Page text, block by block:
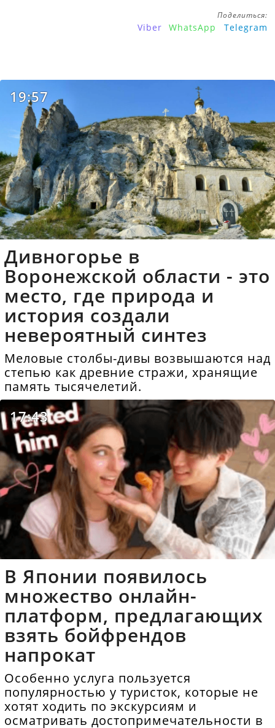
Поделиться:
Viber WhatsApp Telegram
19:57
Дивногорье в
Воронежской области - это
место, где природа и
история создали
невероятный синтез
Меловые столбы-дивы возвышаются над
степью как древние стражи, хранящие
память тысячелетий.
17:43
В Японии появилось
множество онлайн-
платформ, предлагающих
взять бойфрендов
напрокат
Особенно услуга пользуется
популярностью у туристок, которые не
хотят ходить по экскурсиям и
осматривать достопримечательности в